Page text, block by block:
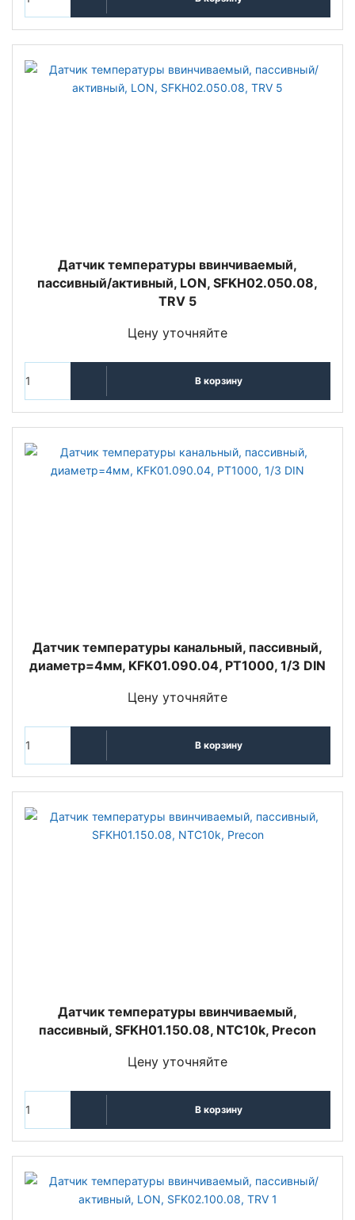
Датчик температуры ввинчиваемый,
пассивный/активный, LON, SFKH02.050.08,
TRV 5
Цену уточняйте
В корзину
Датчик температуры канальный, пассивный,
диаметр=4мм, KFK01.090.04, PT1000, 1/3 DIN
Цену уточняйте
В корзину
Датчик температуры ввинчиваемый,
пассивный, SFKH01.150.08, NTC10k, Precon
Цену уточняйте
В корзину